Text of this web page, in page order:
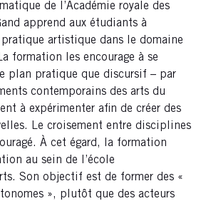
de l’Académie royale des
apprend aux étudiants à
artistique dans le domaine
formation les encourage à se
plan pratique que discursif – par
contemporains des arts du
à expérimenter afin de créer des
Le croisement entre disciplines
À cet égard, la formation
au sein de l’école
Son objectif est de former des «
», plutôt que des acteurs